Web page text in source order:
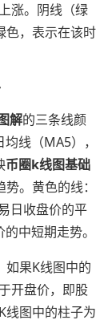
涨。阴线（绿
色，表示在该时
解的三条线颜
线（MA5），
币圈k线图基础
。黄色的线：
日收盘价的平
中短期走势。
如果K线图中的
开盘价，即股
线图中的柱子为